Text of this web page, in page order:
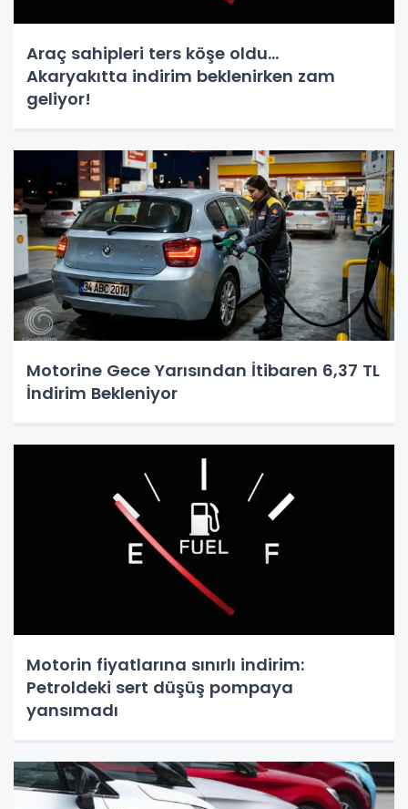
Araç sahipleri ters köşe oldu...
Akaryakıtta indirim beklenirken zam
geliyor!
Motorine Gece Yarısından İtibaren 6,37 TL
İndirim Bekleniyor
Motorin fiyatlarına sınırlı indirim:
Petroldeki sert düşüş pompaya
yansımadı